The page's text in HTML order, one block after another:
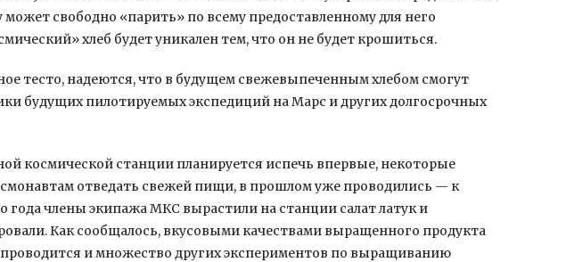
может свободно «парить» по всему предоставленному для него
хлеб будет уникален тем, что он не будет крошиться.
тесто, надеются, что в будущем свежевыпеченным хлебом смогут
будущих пилотируемых экспедиций на Марс и других долгосрочных
космической станции планируется испечь впервые, некоторые
отведать свежей пищи, в прошлом уже проводились — к
года члены экипажа МКС вырастили на станции салат латук и
Как сообщалось, вкусовыми качествами выращенного продукта
и множество других экспериментов по выращиванию